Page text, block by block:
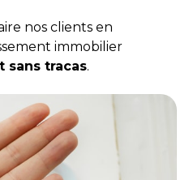
nos clients en
immobilier
sans tracas.